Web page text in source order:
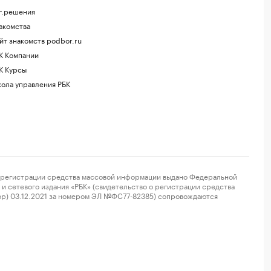
знакомств podbor.ru
Компании
Курсы
управления РБК
средства массовой информации выдано Федеральной
издания «РБК» (свидетельство о регистрации средства
03.12.2021 за номером ЭЛ №ФС77-82385) сопровождаются